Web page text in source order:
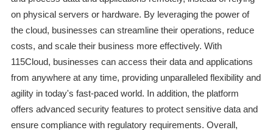
on physical servers or hardware. By leveraging the power of
the cloud, businesses can streamline their operations, reduce
costs, and scale their business more effectively. With
115Cloud, businesses can access their data and applications
from anywhere at any time, providing unparalleled flexibility and
agility in today's fast-paced world. In addition, the platform
offers advanced security features to protect sensitive data and
ensure compliance with regulatory requirements. Overall,